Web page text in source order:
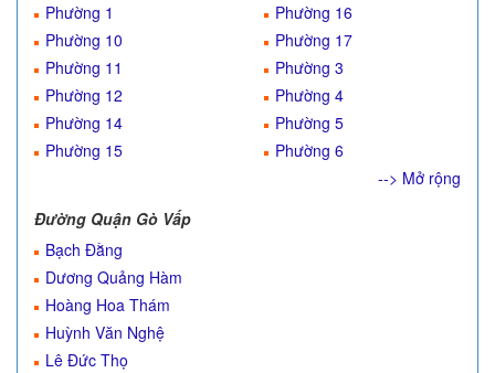
Phường 1
Phường 10
Phường 11
Phường 12
Phường 14
Phường 15
Phường 16
Phường 17
Phường 3
Phường 4
Phường 5
Phường 6
--> Mở rộng
Đường Quận Gò Vấp
Bạch Đằng
Dương Quảng Hàm
Hoàng Hoa Thám
Huỳnh Văn Nghệ
Lê Đức Thọ